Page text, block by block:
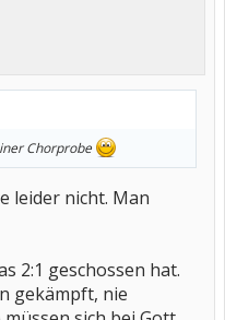
Chorprobe
leider nicht. Man
2:1 geschossen hat.
gekämpft, nie